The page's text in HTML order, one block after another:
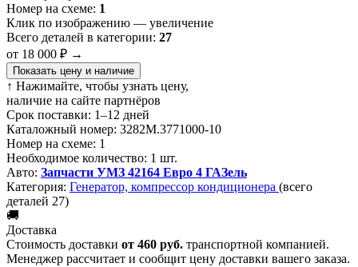
Номер на схеме: 1
Клик по изображению — увеличение
Всего деталей в категории: 27
от 18 000 ₽ →
Показать цену и наличие
↑ Нажимайте, чтобы узнать цену,
наличие на сайте партнёров
Срок поставки: 1–12 дней
Каталожный номер: 3282М.3771000-10
Номер на схеме: 1
Необходимое количество: 1 шт.
Авто: Запчасти УМЗ 42164 Евро 4 ГАЗель
Категория: Генератор, компрессор кондиционера (всего
деталей 27)
🚚
Доставка
Стоимость доставки от 460 руб. транспортной компанией.
Менеджер рассчитает и сообщит цену доставки вашего заказа.